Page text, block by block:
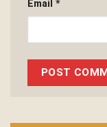
Email *